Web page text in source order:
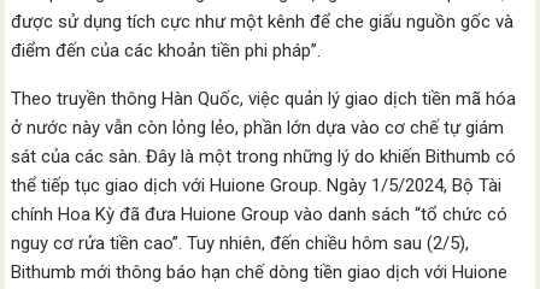
được sử dụng tích cực như một kênh để che giấu nguồn gốc và
điểm đến của các khoản tiền phi pháp”.
Theo truyền thông Hàn Quốc, việc quản lý giao dịch tiền mã hóa
ở nước này vẫn còn lỏng lẻo, phần lớn dựa vào cơ chế tự giám
sát của các sàn. Đây là một trong những lý do khiến Bithumb có
thể tiếp tục giao dịch với Huione Group. Ngày 1/5/2024, Bộ Tài
chính Hoa Kỳ đã đưa Huione Group vào danh sách “tổ chức có
nguy cơ rửa tiền cao”. Tuy nhiên, đến chiều hôm sau (2/5),
Bithumb mới thông báo hạn chế dòng tiền giao dịch với Huione